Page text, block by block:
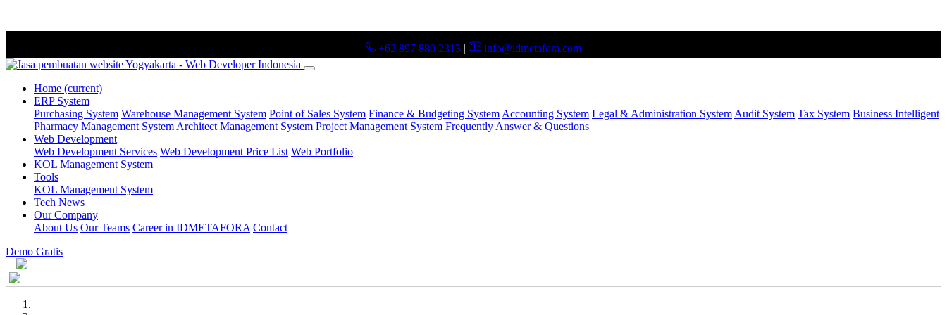
+62 897 880 2313 | info@idmetafora.com
Home (current)
ERP System
Purchasing System Warehouse Management System Point of Sales System Finance & Budgeting System Accounting System Legal & Administration System Audit System Tax System Business Intelligent
Pharmacy Management System Architect Management System Project Management System Frequently Answer & Questions
Web Development
Web Development Services Web Development Price List Web Portfolio
KOL Management System
Tools
KOL Management System
Tech News
Our Company
About Us Our Teams Career in IDMETAFORA Contact
Demo Gratis